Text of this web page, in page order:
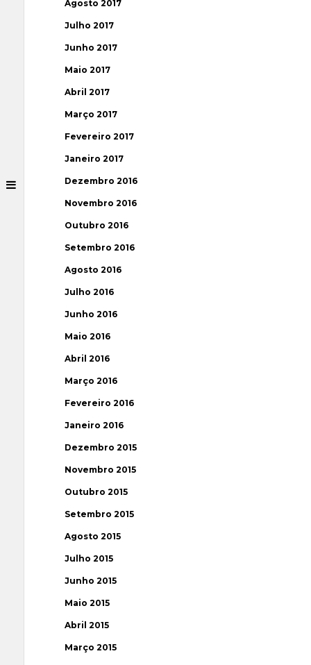
Agosto 2017
Julho 2017
Junho 2017
Maio 2017
Abril 2017
Março 2017
Fevereiro 2017
Janeiro 2017
Dezembro 2016
Novembro 2016
Outubro 2016
Setembro 2016
Agosto 2016
Julho 2016
Junho 2016
Maio 2016
Abril 2016
Março 2016
Fevereiro 2016
Janeiro 2016
Dezembro 2015
Novembro 2015
Outubro 2015
Setembro 2015
Agosto 2015
Julho 2015
Junho 2015
Maio 2015
Abril 2015
Março 2015